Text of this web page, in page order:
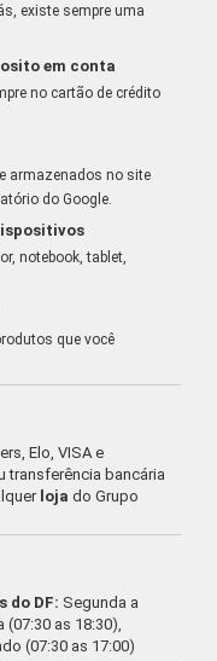
existe sempre uma
em conta
no cartão de crédito
armazenados no site
do Google.
notebook, tablet,
que você
Elo, VISA e
transferência bancária
loja do Grupo
do DF: Segunda a
(07:30 as 18:30),
(07:30 as 17:00)